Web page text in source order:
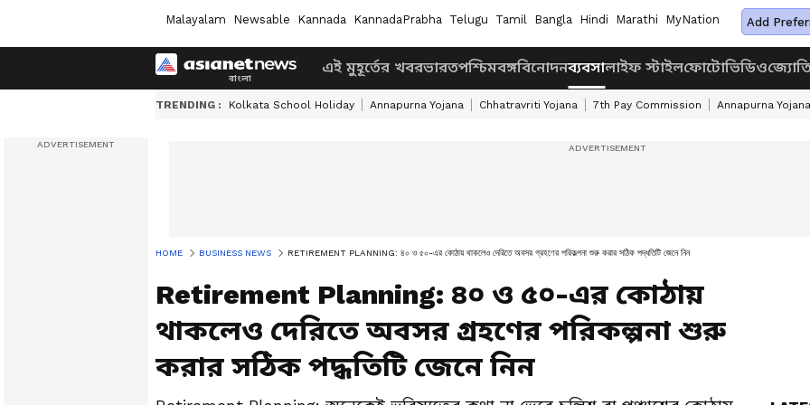
Malayalam Newsable Kannada KannadaPrabha Telugu Tamil Bangla Hindi Marathi MyNation Add
এই মুহূর্তের খবরভারতপশ্চিমবঙ্গবিনোদনব্যবসালাইফ স্টাইলফোটোভিডিও
TRENDING : Kolkata School Holiday Annapurna Yojana Chhatravriti Yojana 7th Pay Commission Annapurna
HOME BUSINESS NEWS RETIREMENT PLANNING: ৪০ ও ৫০-এর কোঠায় থাকলেও দেরিতে অবসর গ্রহণের পরিকল্পনা শুরু করার সঠিক পদ্ধতিটি জেনে নিন
Retirement Planning: ৪০ ও ৫০-এর কোঠায়
থাকলেও দেরিতে অবসর গ্রহণের পরিকল্পনা শুরু
করার সঠিক পদ্ধতিটি জেনে নিন